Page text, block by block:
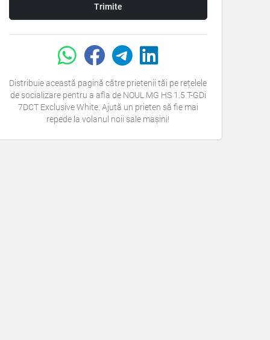
Trimite
Distribuie această pagină către prietenii tăi pe rețelele
de socializare pentru a afla de NOUL MG HS 1.5 T-GDi
7DCT Exclusive White. Ajută un prieten să fie mai
repede la volanul noii sale mașini!